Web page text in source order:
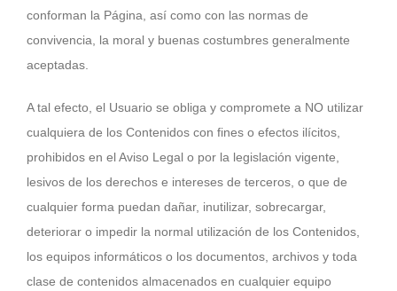
conforman la Página, así como con las normas de
convivencia, la moral y buenas costumbres generalmente
aceptadas.
A tal efecto, el Usuario se obliga y compromete a NO utilizar
cualquiera de los Contenidos con fines o efectos ilícitos,
prohibidos en el Aviso Legal o por la legislación vigente,
lesivos de los derechos e intereses de terceros, o que de
cualquier forma puedan dañar, inutilizar, sobrecargar,
deteriorar o impedir la normal utilización de los Contenidos,
los equipos informáticos o los documentos, archivos y toda
clase de contenidos almacenados en cualquier equipo